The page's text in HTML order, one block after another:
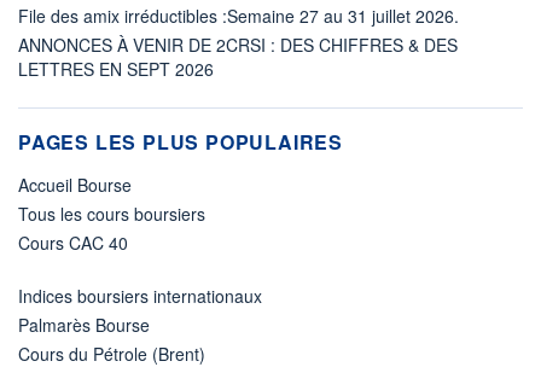
File des amix irréductibles :Semaine 27 au 31 juillet 2026.
ANNONCES À VENIR DE 2CRSI : DES CHIFFRES & DES
LETTRES EN SEPT 2026
PAGES LES PLUS POPULAIRES
Accueil Bourse
Tous les cours boursiers
Cours CAC 40
Indices boursiers internationaux
Palmarès Bourse
Cours du Pétrole (Brent)